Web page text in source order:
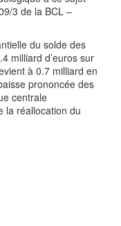
3 de la BCL –
du solde des
milliard d’euros sur
à 0.7 milliard en
prononcée des
centrale
la réallocation du